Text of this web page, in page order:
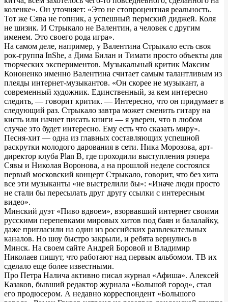
коленке». Он уточняет: «Это не стопроцентная реальность.
Тот же Сява не гопник, а успешный пермский диджей. Коля
не шизик. И Стрыкало не Валентин, а человек с другим
именем. Это своего рода игра».
На самом деле, например, у Валентина Стрыкало есть своя
рок-группа InShe, а Дима Билан и Тимати просто объекты для
творческих экспериментов. Музыкальный критик Максим
Кононенко именно Валентина считает самым талантливым из
плеяды интернет-музыкантов. «Он скорее не музыкант, а
современный художник. Единственный, за кем интересно
следить, — говорит критик. — Интересно, что он придумает в
следующий раз. Стрыкало завтра может сменить гитару на
кисть или начнет писать книги — я уверен, что в любом
случае это будет интересно. Ему есть что сказать миру».
Песня-хит — одна из главных составляющих успешной
раскрутки молодого дарования в сети. Ника Морозова, арт-
директор клуба Plan B, где проходили выступления рэпера
Сявы и Николая Воронова, а на прошлой неделе состоялся
первый московский концерт Стрыкало, говорит, что без хита
все эти музыканты «не выстрелили бы»: «Иначе люди просто
не стали бы пересылать друг другу ссылки с интересным
видео».
Минский дуэт «Пиво вдвоем», взорвавший интернет своими
русскими перепевками мировых хитов под баян и балалайку,
даже пригласили на один из российских развлекательных
каналов. Но шоу быстро закрыли, и ребята вернулись в
Минск. На своем сайте Андрей Боровой и Владимир
Николаев пишут, что работают над первым альбомом. ТВ их
сделало еще более известными.
Про Петра Налича активно писал журнал «Афиша». Алексей
Казаков, бывший редактор журнала «Большой город», стал
его продюсером. А недавно корреспондент «Большого